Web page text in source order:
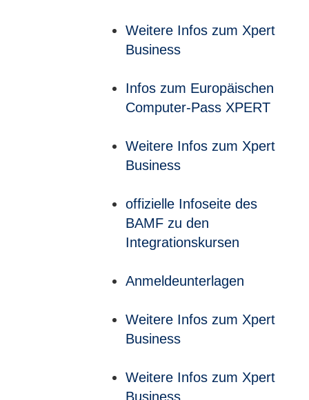
Weitere Infos zum Xpert
Business
Infos zum Europäischen
Computer-Pass XPERT
Weitere Infos zum Xpert
Business
offizielle Infoseite des
BAMF zu den
Integrationskursen
Anmeldeunterlagen
Weitere Infos zum Xpert
Business
Weitere Infos zum Xpert
Business